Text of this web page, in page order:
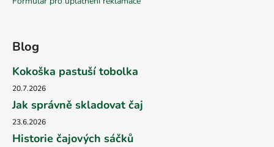
Blog
Kokoška pastuší tobolka
20.7.2026
Jak správně skladovat čaj
23.6.2026
Historie čajových sáčků